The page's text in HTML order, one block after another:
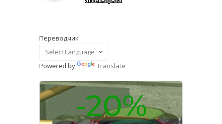
Переводчик
Powered by Translate
-20%